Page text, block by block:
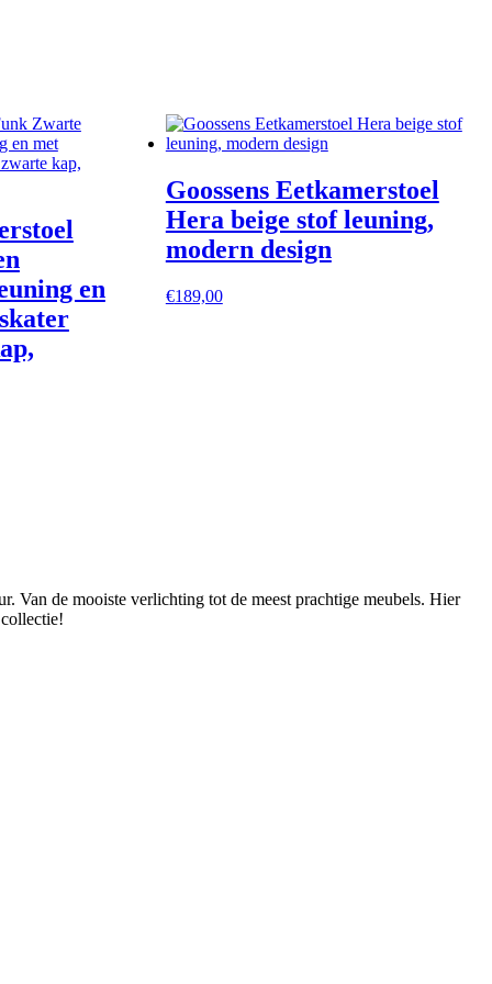
en
Goossens Eetkamerstoel
Hera beige stof leuning,
modern design
€189,00
Van de mooiste verlichting tot de meest prachtige meubels. Hier